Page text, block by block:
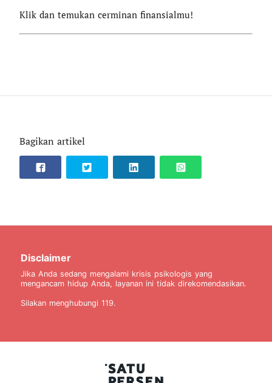
Klik dan temukan cerminan finansialmu!
Bagikan artikel
Disclaimer
Jika Anda sedang mengalami krisis psikologis yang
mengancam hidup Anda, layanan ini tidak direkomendasikan.
Silakan menghubungi 119.